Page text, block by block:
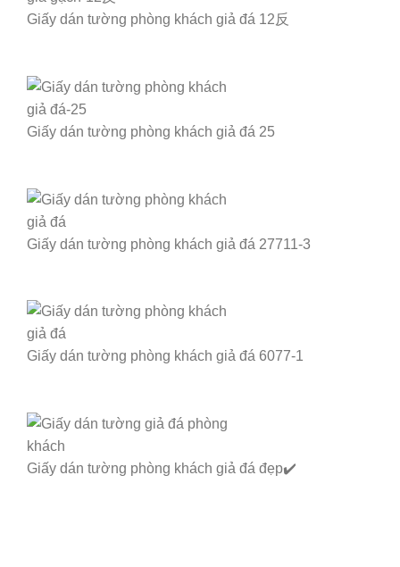
Giấy dán tường phòng khách giả đá 12反
Giấy dán tường phòng khách giả đá 25
Giấy dán tường phòng khách giả đá 27711-3
Giấy dán tường phòng khách giả đá 6077-1
Giấy dán tường phòng khách giả đá đẹp✔️